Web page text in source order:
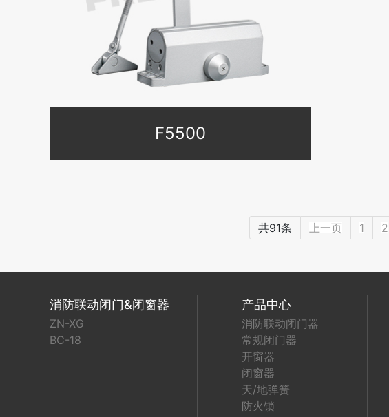
F5500
共91条 上一页 1 2
消防联动闭门&闭窗器
ZN-XG
BC-18
产品中心
消防联动闭门器
常规闭门器
开窗器
闭窗器
天/地弹簧
防火锁